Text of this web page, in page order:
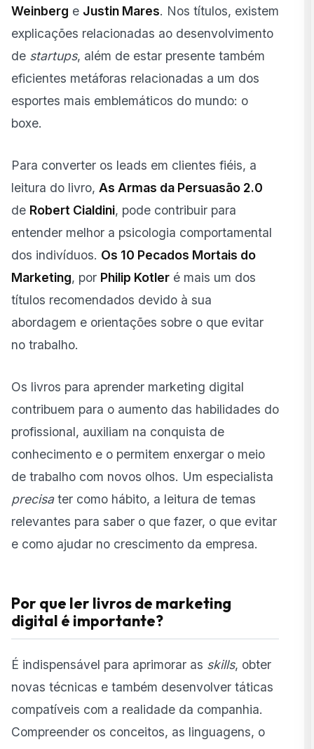
marketing digital?
Como aplicar o aprendizado dos livros no dia a dia?
Dicas para aproveitar melhor a leitura de livros de
marketing digital
Conclusão — Ler para agir, não só acumular
Weinberg e Justin Mares. Nos títulos, existem
explicações relacionadas ao desenvolvimento
de startups, além de estar presente também
eficientes metáforas relacionadas a um dos
esportes mais emblemáticos do mundo: o
boxe.
Para converter os leads em clientes fiéis, a
leitura do livro, As Armas da Persuasão 2.0
de Robert Cialdini, pode contribuir para
entender melhor a psicologia comportamental
dos indivíduos. Os 10 Pecados Mortais do
Marketing, por Philip Kotler é mais um dos
títulos recomendados devido à sua
abordagem e orientações sobre o que evitar
no trabalho.
Os livros para aprender marketing digital
contribuem para o aumento das habilidades do
profissional, auxiliam na conquista de
conhecimento e o permitem enxergar o meio
de trabalho com novos olhos. Um especialista
precisater como hábito, a leitura de temas
relevantes para saber o que fazer, o que evitar
e como ajudar no crescimento da empresa.
Por que ler livros de marketing
digital é importante?
É indispensável para aprimorar as skills, obter
novas técnicas e também desenvolver táticas
compatíveis com a realidade da companhia.
Compreender os conceitos, as linguagens, o